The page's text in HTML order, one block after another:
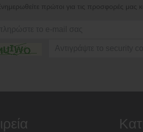
πρώτοι για τις προσφορές μας